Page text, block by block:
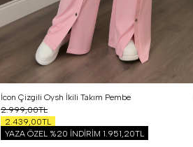
İcon Çizgili Oysh İkili Takım Pembe
2.999,00TL
2.439,00TL
YAZA ÖZEL %20 İNDİRİM 1.951,20TL